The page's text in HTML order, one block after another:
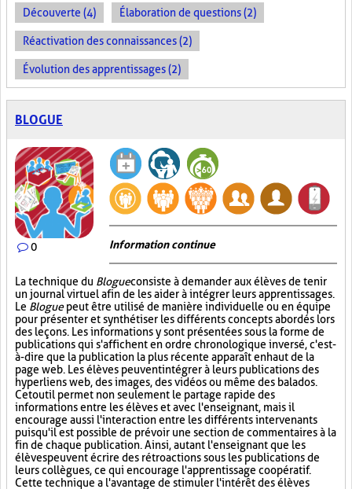
Découverte (4) Élaboration de questions (2)
Réactivation des connaissances (2)
Évolution des apprentissages (2)
BLOGUE
0 Information continue
La technique du Blogueconsiste à demander aux élèves de tenir
un journal virtuel afin de les aider à intégrer leurs apprentissages.
Le Bloguepeut être utilisé de manière individuelle ou en équipe
pour présenter et synthétiser les différents concepts abordés lors
des leçons. Les informations y sont présentées sous la forme de
publications qui s'affichent en ordre chronologique inversé, c'est-
à-dire que la publication la plus récente apparaît en haut de la
page web. Les élèves peuvent intégrer à leurs publications des
hyperliens web, des images, des vidéos ou même des balados.
Cet outil permet non seulement le partage rapide des
informations entre les élèves et avec l'enseignant, mais il
encourage aussi l'interaction entre les différents intervenants
puisqu'il est possible de prévoir une section de commentaires à la
fin de chaque publication. Ainsi, autant l'enseignant que les
élèves peuvent écrire des rétroactions sous les publications de
leurs collègues, ce qui encourage l'apprentissage coopératif.
Cette technique a l'avantage de stimuler l'intérêt des élèves